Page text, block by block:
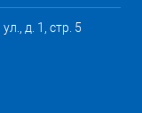
д. 1, стр. 5